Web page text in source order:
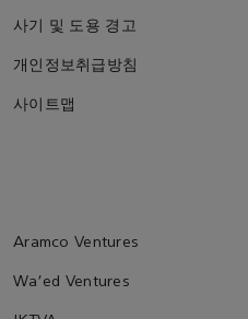
사기 및 도용 경고
개인정보취급방침
사이트맵
Aramco Ventures
Wa'ed Ventures